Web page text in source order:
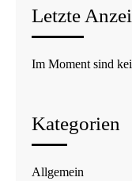
Letzte
Im Moment sind
Kategorien
Allgemein